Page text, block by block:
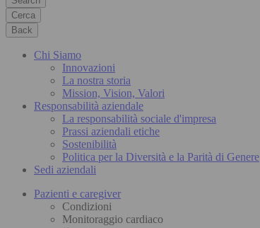
Cerca
Back
Chi Siamo
Innovazioni
La nostra storia
Mission, Vision, Valori
Responsabilità aziendale
La responsabilità sociale d'impresa
Prassi aziendali etiche
Sostenibilità
Politica per la Diversità e la Parità di Genere
Sedi aziendali
Pazienti e caregiver
Condizioni
Monitoraggio cardiaco